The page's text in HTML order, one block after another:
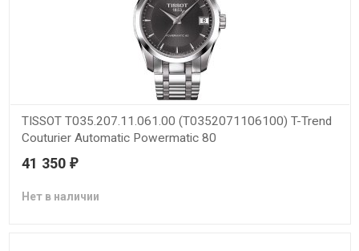
TISSOT T035.207.11.061.00 (T0352071106100) T-Trend
Couturier Automatic Powermatic 80
41 350 ₽
Нет в наличии